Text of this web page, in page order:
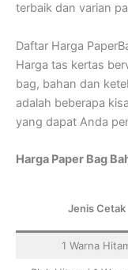
terbaik dan varian
Daftar Harga
Harga tas kertas
bag, bahan dan
adalah beberapa
yang dapat Anda
Harga Paper Bag
Jenis Cetak
1 Warna